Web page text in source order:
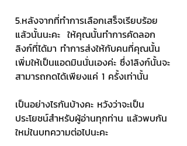
5.หลังจากที่ทำการเลือกเสร็จเรียบร้อย
แล้วนั้นนะคะ  ให้คุณนั้นทำการคัดลอก
ลิงก์ที่ได้มา ทำการส่งให้กับคนที่คุณนั้น
เพิ่มให้เป็นแอดมินนั่นเองค่ะ ซึ่ง1ลิงก์นั้นจะ
สามารถกดได้เพียงแค่ 1 ครั้งเท่านั้น
เป็นอย่างไรกันบ้างคะ หวังว่าจะเป็น
ประโยชน์สำหรับผู้อ่านทุกท่าน แล้วพบกัน
ใหม่ในบทความต่อไปนะคะ